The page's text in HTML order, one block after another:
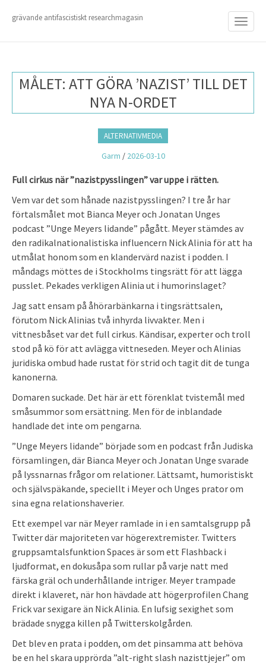
I
grävande antifascistiskt researchmagasin
MÅLET: ATT GÖRA ’NAZIST’ TILL DET
NYA N-ORDET
ALTERNATIVMEDIA
Garm / 2026-03-10
Full cirkus när ”nazistpysslingen” var uppe i rätten.
Vem var det som hånade nazistpysslingen? I tre år har
förtalsmålet mot Bianca Meyer och Jonatan Unges
podcast ”Unge Meyers lidande” pågått. Meyer stämdes av
den radikalnationalistiska influencern Nick Alinia för att ha
utmålat honom som en klandervärd nazist i podden. I
måndags möttes de i Stockholms tingsrätt för att lägga
pusslet. Pekades verkligen Alinia ut i humorinslaget?
Jag satt ensam på åhörarbänkarna i tingsrättsalen,
förutom Nick Alinias två inhyrda livvakter. Men i
vittnesbåset var det full cirkus. Kändisar, experter och troll
stod på kö för att avlägga vittneseden. Meyer och Alinias
juridiska ombud hade rustat för strid och tagit dit de tunga
kanonerna.
Domaren suckade. Det här är ett förenklat tvistemål med
småsummor som ersättning. Men för de inblandade
handlade det inte om pengarna.
”Unge Meyers lidande” började som en podcast från Judiska
församlingen, där Bianca Meyer och Jonatan Unge svarade
på lyssnarnas frågor om relationer. Lättsamt, humoristiskt
och självspäkande, speciellt i Meyer och Unges prator om
sina egna relationshaverier.
Ett exempel var när Meyer ramlade in i en samtalsgrupp på
Twitter där majoriteten var högerextremister. Twitters
gruppsamtalsfunktion Spaces är som ett Flashback i
ljudformat, en dokusåpa som rullar på varje natt med
färska gräl och underhållande intriger. Meyer trampade
direkt i klaveret, när hon hävdade att högerprofilen Chang
Frick var sexigare än Nick Alinia. En lufsig sexighet som
brädade snygga killen på Twitterskolgården.
Det blev en prata i podden, om det pinsamma att behöva
be en hel skara upprörda ”alt-right slash nazisttjejer” om